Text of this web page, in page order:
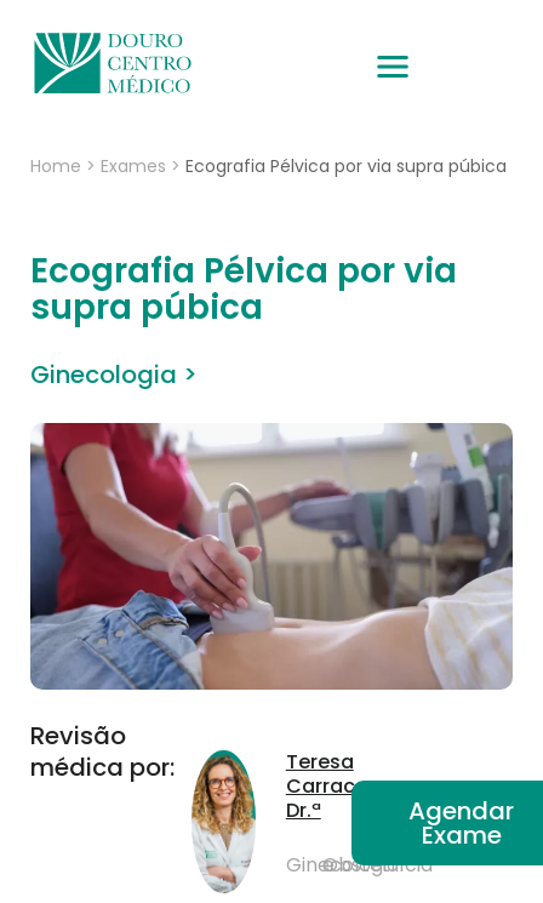
Home > Exames > Ecografia Pélvica por via supra púbica
Ecografia Pélvica por via
supra púbica
Ginecologia >
Revisão
médica por:
Teresa
Carraca,
Dr.ª
Ginecologia
e
Obstetrícia
Agendar
Exame